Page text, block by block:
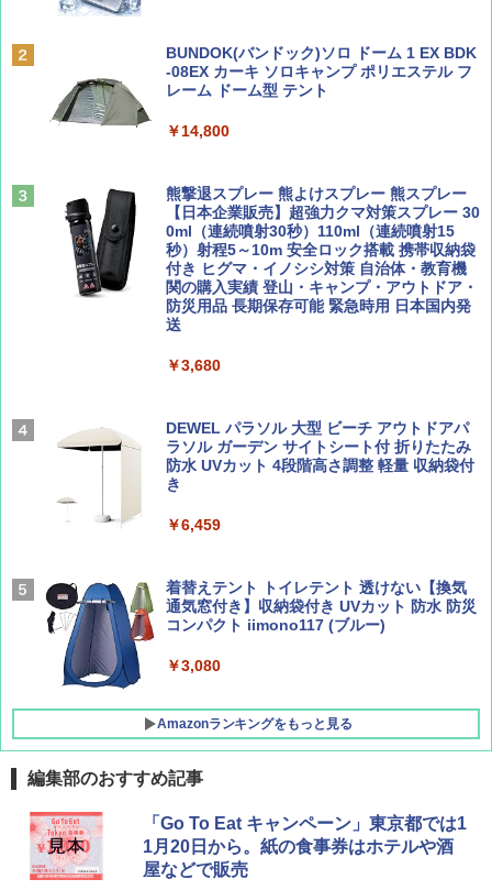
ディズニーファン ２０２６年 ９月号 [雑
誌] (ＤＩＳＮＥＹ ＦＡＮ)
山と溪谷 2026年8月号「南アルプス大全」
￥1,540
Coyote No.89 特集 星野道夫 夢見る旅
￥1,540
AIRLINE（エアライン）2026年9月号【特
集】ボーイング110周年を祝して！
￥1,760
地球の歩き方 スター・ウォーズ
￥2,695
僕が見た未来【完全版】
￥0
A26 地球の歩き方 チェコ ポーランド スロヴ
パ
A09 地球の歩き方 イタリア 2026～2027 地
球の歩き方A ヨーロッパ
￥2,479
PYKES PEAK (パイクスピーク) 着替えテン
人用 折りたたみ 防災グッズ 災害用トイレ ビ
￥4,980
ENDLESS BASE 《めざましテレビで紹介》
テント ワンタッチ RENEW 幅200 2-3人用 43
500002(88859)
広げるだけ パッとサッとテント ブラックコ
ーティング フルクローズ メッシュ 3-4人用
簡単設置 ポップアップテント エクルベージ
ュ(BC仕様) PATC-150B(EB)
￥9,990
[キャンパーズコレクション 山善] 傘みたいに
広げるだけ パッとサッとテント キューブワ
イド ブラックコーティング フルクローズ メ
ATCW-150B エクルベージュ
BUNDOK(バンドック)ソロ ドーム 1 EX BDK
-08EX カーキ ソロキャンプ ポリエステル フ
レーム ドーム型 テント
￥14,800
熊撃退スプレー 熊よけスプレー 熊スプレー
【日本企業販売】超強力クマ対策スプレー 30
0ml（連続噴射30秒）110ml（連続噴射15
秒）射程5～10m 安全ロック搭載 携帯収納袋
付き ヒグマ・イノシシ対策 自治体・教育機
関の購入実績 登山・キャンプ・アウトドア・
防災用品 長期保存可能 緊急時用 日本国内発
送
￥3,680
DEWEL パラソル 大型 ビーチ アウトドアパ
ラソル ガーデン サイトシート付 折りたたみ
防水 UVカット 4段階高さ調整 軽量 収納袋付
き
￥6,459
着替えテント トイレテント 透けない【換気
通気窓付き】収納袋付き UVカット 防水 防災
コンパクト iimono117 (ブルー)
￥3,080
Amazonランキングをもっと見る
編集部のおすすめ記事
「Go To Eat キャンペーン」東京都では1
1月20日から。紙の食事券はホテルや酒
屋などで販売